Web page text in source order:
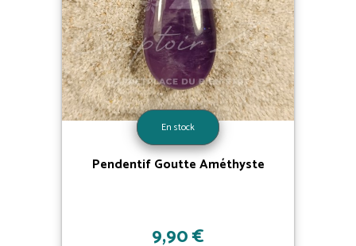
En stock
Pendentif Goutte Améthyste
9,90 €